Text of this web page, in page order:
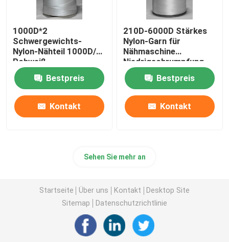
1000D*2
Schwergewichts-
Nylon-Nähteil 1000D/2
Rohweiß
Bestpreis
Kontakt
210D-6000D Stärkes
Nylon-Garn für
Nähmaschine
Niedrigschrumpfung
Bestpreis
Kontakt
Sehen Sie mehr an
Startseite Über uns Kontakt
Desktop Site
Sitemap
Datenschutzrichtlinie